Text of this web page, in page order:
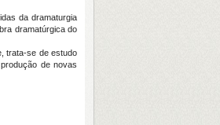
da dramaturgia
dramatúrgica do
trata-se de estudo
de novas